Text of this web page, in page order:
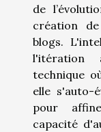
de
création
blogs.
l'itération
technique
elle s'auto-
pour
capacité